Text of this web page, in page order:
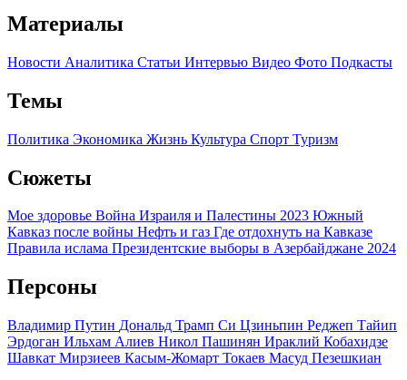
Материалы
Новости Аналитика Статьи Интервью Видео Фото Подкасты
Темы
Политика Экономика Жизнь Культура Спорт Туризм
Сюжеты
Мое здоровье Война Израиля и Палестины 2023 Южный
Кавказ после войны Нефть и газ Где отдохнуть на Кавказе
Правила ислама Президентские выборы в Азербайджане 2024
Персоны
Владимир Путин Дональд Трамп Си Цзиньпин Реджеп Тайип
Эрдоган Ильхам Алиев Никол Пашинян Ираклий Кобахидзе
Шавкат Мирзиеев Касым-Жомарт Токаев Масуд Пезешкиан